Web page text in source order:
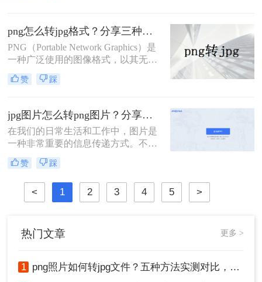
为JPG格式，以满足特定的需求或优
化存储。那么png格式如何转换为jpg
格式呢？本文将详细介绍PNG转JPG
换过程。
png怎么转jpg格式？分享三种图片格式转换方法！
PNG（Portable Network Graphics）是
一种广泛使用的图像格式，以其无损
压缩和支持透明度的特点而闻名。而
JPG（JPEG）则是一种常用的有损压
但细节要求不高的图片。有时，我们
可能需要将PNG格式的图片转换为
JPG格式，以减小文件大小、提高兼
容性或便于网络分享。那么png怎么
转jpg格式呢？下面，我们将介绍几种
简单的方法来实现PNG到JPG的转
换。
赞 踩
jpg图片怎么转png图片？分享四种简单方法~
在我们的日常生活和工作中，图片是
一种非常重要的信息传递方式。不同
的场景和需求需要使用不同类型的图
片格式。JPG和PNG是两种常见的图
片格式，它们各自具有不同的特点和
优势。有时，我们需要将JPG图片转
换为PNG格式以满足特定的需求。本
的方法。
赞 踩
< 1 2 3 4 5 >
热门文章 更多 >
1 png照片如何转jpg文件？五种方法实测对比，附各场景最优选!！